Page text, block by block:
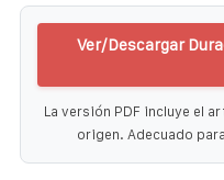
Ver/Descargar
La versión PDF incluye el
origen. Adecuado